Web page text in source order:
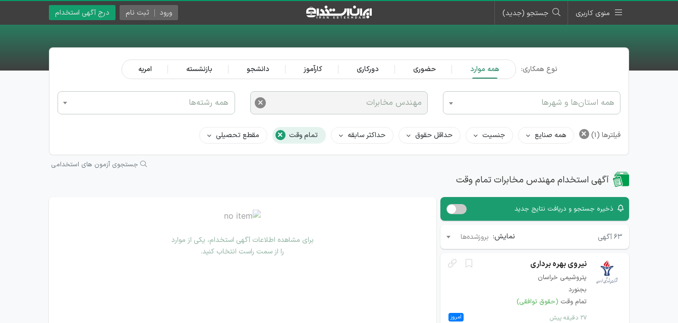
منوی کاربری جستجو (جدید) درج آگهی استخدام ورود ثبت نام
نوع همکاری: همه موارد حضوری دورکاری کارآموز دانشجو بازنشسته امریه
همه استان‌ها و شهرها مهندس مخابرات × همه رشته‌ها
فیلترها (1)
× همه صنایع جنسیت حداقل حقوق حداکثر سابقه تمام وقت × مقطع تحصیلی
جستجوی آزمون های استخدامی
آگهی استخدام مهندس مخابرات تمام وقت
ذخیره جستجو و دریافت نتایج جدید
۶۳آگهی نمایش: بروزشده‌ها
نیروی بهره برداری
پتروشیمی خراسان
بجنورد
تمام وقت (حقوق توافقی)
۲۷ دقیقه پیش امروز
برای مشاهده اطلاعات آگهی استخدام، یکی از موارد
را از سمت راست انتخاب کنید.